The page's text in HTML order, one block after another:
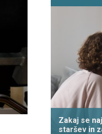
Zakaj se
staršev in